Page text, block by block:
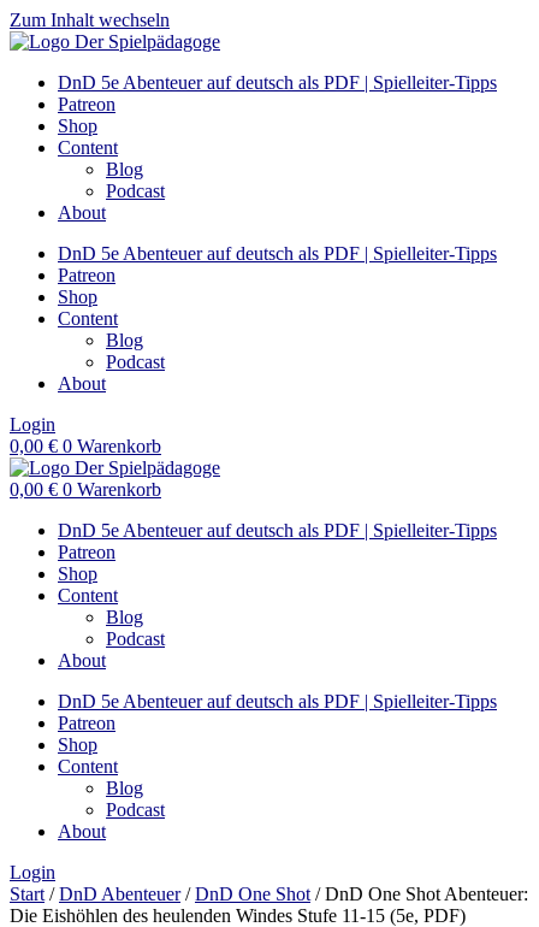
Zum Inhalt wechseln
DnD 5e Abenteuer auf deutsch als PDF | Spielleiter-Tipps
Patreon
Shop
Content
Blog
Podcast
About
DnD 5e Abenteuer auf deutsch als PDF | Spielleiter-Tipps
Patreon
Shop
Content
Blog
Podcast
About
Login
0,00 € 0 Warenkorb
0,00 € 0 Warenkorb
DnD 5e Abenteuer auf deutsch als PDF | Spielleiter-Tipps
Patreon
Shop
Content
Blog
Podcast
About
DnD 5e Abenteuer auf deutsch als PDF | Spielleiter-Tipps
Patreon
Shop
Content
Blog
Podcast
About
Login
Start /DnD Abenteuer/DnD One Shot / DnD One Shot Abenteuer:
Die Eishöhlen des heulenden Windes Stufe 11-15 (5e, PDF)